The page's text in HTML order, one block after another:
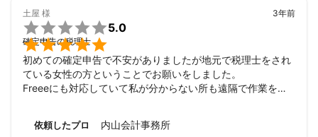
土屋 様


5.0
確定申告の税理士
3年前
初めての確定申告で不安がありましたが地元で税理士をされ
ている女性の方ということでお願いをしました。
Freeeにも対応していて私が分からない所も遠隔で作業を進
LINEでのやり取りのみで完了でき、連絡の時間帯も私には合
依頼したプロ 内山会計事務所